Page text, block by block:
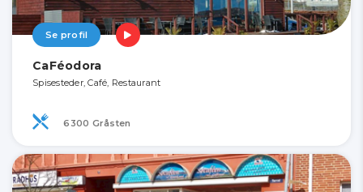
Se profil
CaFéodora
Spisesteder, Café, Restaurant
6300 Gråsten